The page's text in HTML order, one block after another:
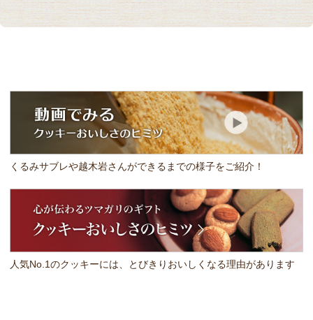
くるみサブレや越木岩さんができるまでの様子をご紹介！
人気No.1のクッキーには、とびきりおいしくなる理由があります